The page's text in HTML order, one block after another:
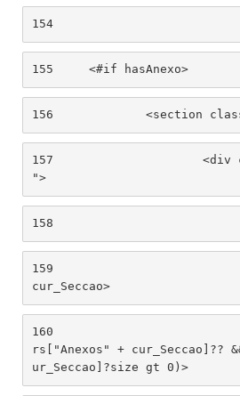
154
155
	<#if hasAnexo>
156
<section
157
">
158
159
cur_Seccao>
160
rs["Anexos" + cur_Seccao]??
ur_Seccao]?size gt 0)>